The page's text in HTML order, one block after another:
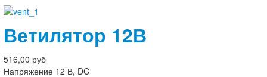
Ветилятор 12В
516,00 руб
Напряжение 12 В, DC